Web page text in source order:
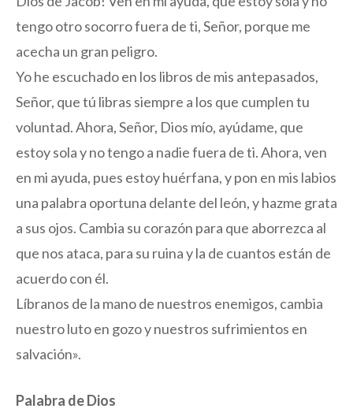
tengo otro socorro fuera de ti, Señor, porque me
acecha un gran peligro.
Yo he escuchado en los libros de mis antepasados,
Señor, que tú libras siempre a los que cumplen tu
voluntad. Ahora, Señor, Dios mío, ayúdame, que
estoy sola y no tengo a nadie fuera de ti. Ahora, ven
en mi ayuda, pues estoy huérfana, y pon en mis labios
una palabra oportuna delante del león, y hazme grata
a sus ojos. Cambia su corazón para que aborrezca al
que nos ataca, para su ruina y la de cuantos están de
acuerdo con él.
Líbranos de la mano de nuestros enemigos, cambia
nuestro luto en gozo y nuestros sufrimientos en
salvación».
Palabra de Dios